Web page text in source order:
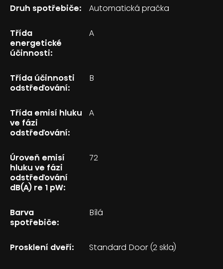
Druh spotřebiče: Automatická pračka
Třída
energetické
účinnosti:
A
Třída účinnosti
odstřeďování:
B
Třída emisí hluku
ve fázi
odstřeďování:
A
Úroveň emisí
hluku ve fázi
odstřeďování
dB(A) re 1 pW:
72
Barva
spotřebiče:
Bílá
Prosklení dveří: Standard Door (2 skla)